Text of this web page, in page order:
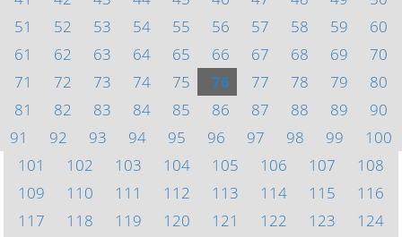
51
52 53 54 55 56 57 58 59
60
61
62 63 64 65 66 67 68 69
70
71
72 73 74 75 76 77 78 79
80
81
82 83 84 85 86 87 88 89
90
91
92 93 94 95 96 97 98 99
100
101
102 103 104 105 106 107
108
109
110 111 112 113 114 115
116
117
118 119 120 121 122 123
124